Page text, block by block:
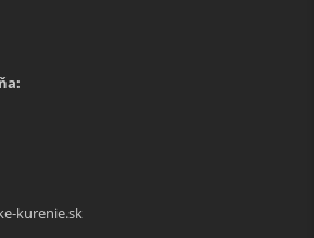
kurenie.sk